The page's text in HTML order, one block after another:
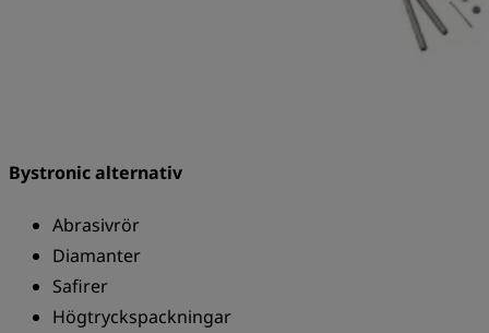
Bystronic alternativ
Abrasivrör
Diamanter
Safirer
Högtryckspackningar